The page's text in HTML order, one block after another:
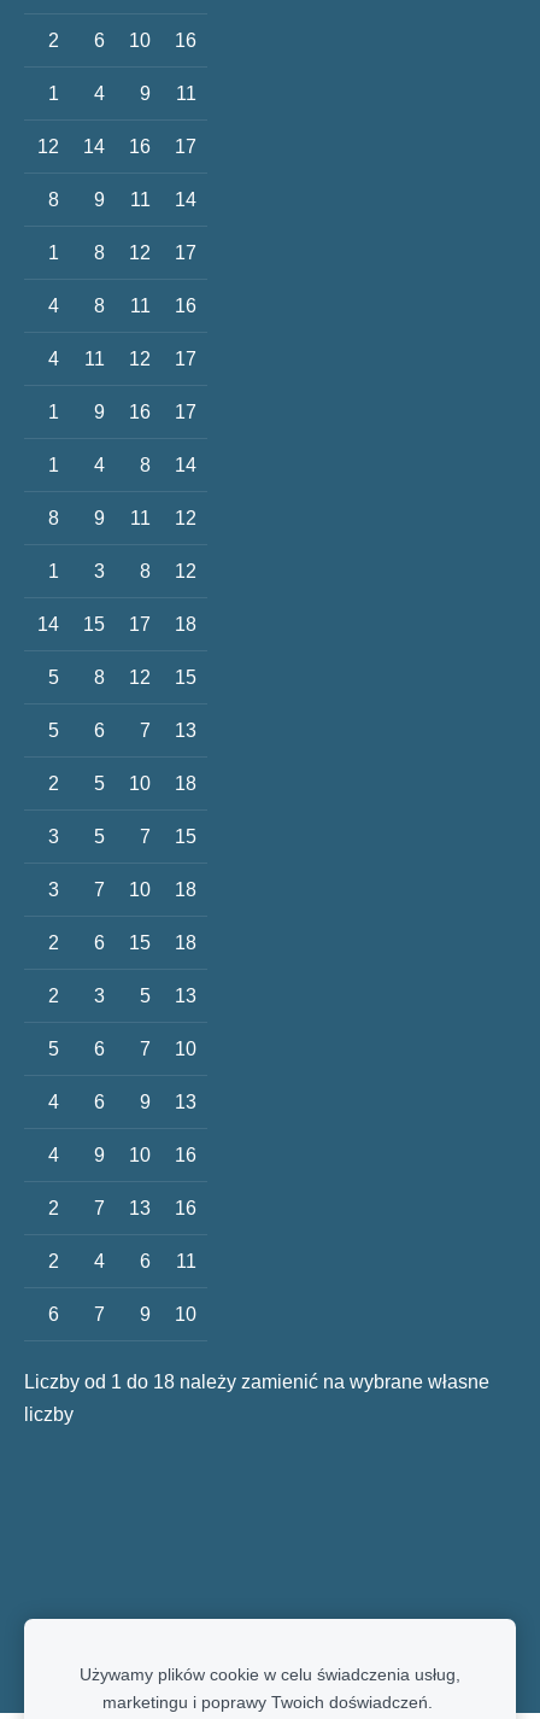
2 6 10 16
1 4 9 11
12 14 16 17
8 9 11 14
1 8 12 17
4 8 11 16
4 11 12 17
1 9 16 17
1 4 8 14
8 9 11 12
1 3 8 12
14 15 17 18
5 8 12 15
5 6 7 13
2 5 10 18
3 5 7 15
3 7 10 18
2 6 15 18
2 3 5 13
5 6 7 10
4 6 9 13
4 9 10 16
2 7 13 16
2 4 6 11
6 7 9 10
Liczby od 1 do 18 należy zamienić na wybrane własne
liczby
Używamy plików cookie w celu świadczenia usług,
marketingu i poprawy Twoich doświadczeń.